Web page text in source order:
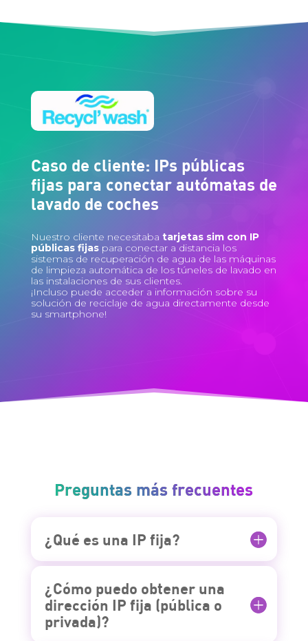
Caso de cliente: IPs públicas
fijas para conectar autómatas de
lavado de coches
Nuestro cliente necesitaba tarjetas sim con IP
públicas fijaspara conectar a distancia los
sistemas de recuperación de agua de las máquinas
de limpieza automática de los túneles de lavado en
las instalaciones de sus clientes.
¡Incluso puede acceder a información sobre su
solución de reciclaje de agua directamente desde
su smartphone!
Preguntas más frecuentes
¿Qué es una IP fija?
¿Cómo puedo obtener una
dirección IP fija (pública o
privada)?